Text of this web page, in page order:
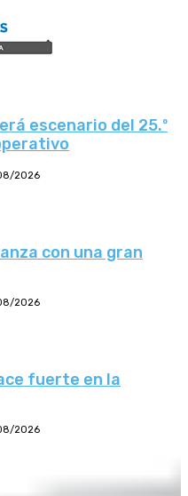
escenario del 25.º
2026
con una gran
2026
fuerte en la
2026